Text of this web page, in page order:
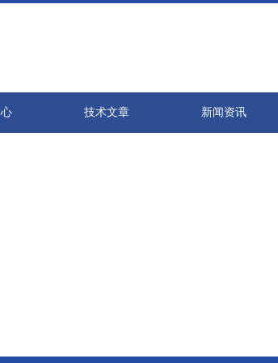
技术文章 新闻资讯